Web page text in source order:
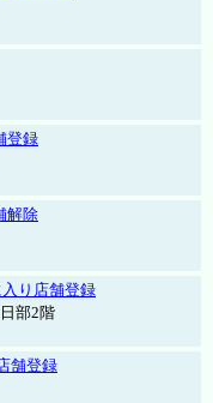
登録
解除
り店舗登録
部2階
舗登録